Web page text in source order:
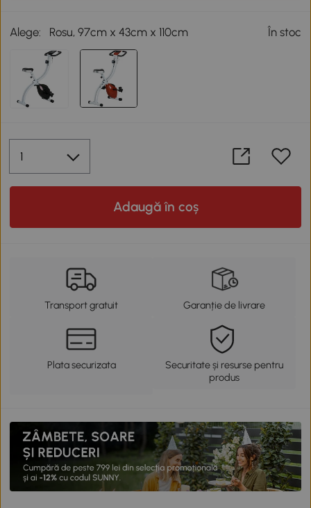
Alege: Rosu, 97cm x 43cm x 110cm În stoc
Adaugă în coș
Transport gratuit Garanție de livrare
Plata securizata
Securitate și resurse pentru
produs